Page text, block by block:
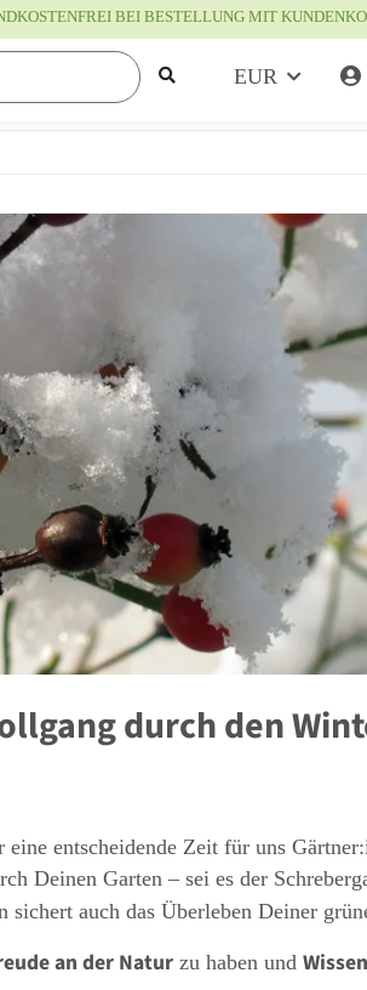
BEI BESTELLUNG MIT
EUR
durch den
entscheidende Zeit für uns
Deinen Garten – sei es der
auch das Überleben Deiner
an der Natur zu haben und